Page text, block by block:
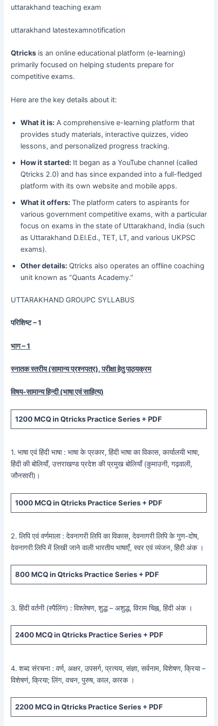
uttarakhand teaching exam
uttarakhand latestexamnotification
Qtricks is an online educational platform (e-learning)
primarily focused on helping students prepare for
competitive exams.
Here are the key details about it:
What it is: A comprehensive e-learning platform that
provides study materials, interactive quizzes, video
lessons, and personalized progress tracking.
How it started: It began as a YouTube channel (called
Qtricks 2.0) and has since expanded into a full-fledged
platform with its own website and mobile apps.
What it offers: The platform caters to aspirants for
various government competitive exams, with a particular
focus on exams in the state of Uttarakhand, India (such
as Uttarakhand D.El.Ed., TET, LT, and various UKPSC
exams).
Other details: Qtricks also operates an offline coaching
unit known as “Quants Academy.”
UTTARAKHAND GROUPC SYLLABUS
परिशिष्ट – 1
भाग – 1
स्नातक स्तरीय (सामान्य प्रश्नपत्र), परीक्षा हेतु पाठ्यक्रम
विषय-सामान्य हिन्दी (भाषा एवं साहित्य)
1200 MCQ in Qtricks Practice Series + PDF
1. भाषा एवं हिंदी भाषा : भाषा के प्रकार, हिंदी भाषा का विकास, कार्यालयी भाषा,
हिंदी की बोलियाँ, उत्तराखण्ड प्रदेश की प्रमुख बोलियाँ (कुमाउनी, गढ़वाली,
जौनसारी)।
1000 MCQ in Qtricks Practice Series + PDF
2. लिपि एवं वर्णमाला : देवनागरी लिपि का विकास, देवनागरी लिपि के गुण-दोष,
देवनागरी लिपि में लिखी जाने वाली भारतीय भाषाएँ, स्वर एवं व्यंजन, हिंदी अंक ।
800 MCQ in Qtricks Practice Series + PDF
3. हिंदी वर्तनी (स्पैलिंग) : विश्लेषण, शुद्ध – अशुद्ध, विराम चिह्न, हिंदी अंक ।
2400 MCQ in Qtricks Practice Series + PDF
4. शब्द संरचना : वर्ण, अक्षर, उपसर्ग, प्रत्यय, संज्ञा, सर्वनाम, विशेषण, क्रिया –
विशेषणं, क्रिया; लिंग, वचन, पुरुष, काल, कारक ।
2200 MCQ in Qtricks Practice Series + PDF